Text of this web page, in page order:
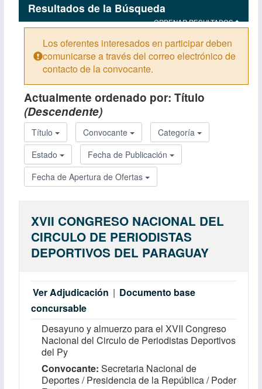
Resultados de la Búsqueda
ORDENAR RESULTADOS
Observación:
Los oferentes interesados en participar deben
comunicarse a través del correo electrónico de
contacto de la convocante.
Actualmente ordenado por: Título
(Descendente)
Título Convocante
Categoría
Estado
Fecha de Publicación
Fecha de Apertura de Ofertas
XVII CONGRESO NACIONAL DEL
CIRCULO DE PERIODISTAS
DEPORTIVOS DEL PARAGUAY
Ver Adjudicación | Documento base
concursable
Desayuno y almuerzo para el XVII Congreso
Nacional del Circulo de Periodistas Deportivos
del Py
Convocante Secretaria Nacional de
Deportes / Presidencia de la República / Poder